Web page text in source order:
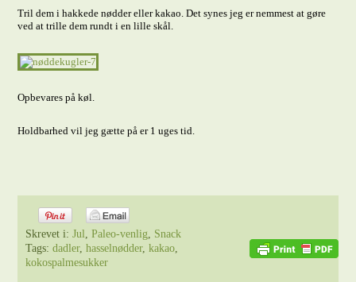
Tril dem i hakkede nødder eller kakao. Det synes jeg er nemmest at gøre
ved at trille dem rundt i en lille skål.
Opbevares på køl.
Holdbarhed vil jeg gætte på er 1 uges tid.
Skrevet i:Jul,Paleo-venlig, Snack
Tags:dadler,hasselnødder,kakao,
kokospalmesukker